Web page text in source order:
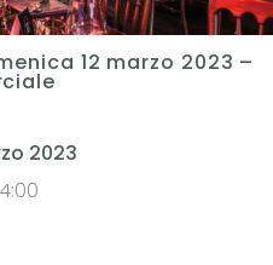
12 marzo 2023 –
2023